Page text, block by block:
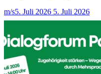
m/s5. Juli 2026 5. Juli 2026